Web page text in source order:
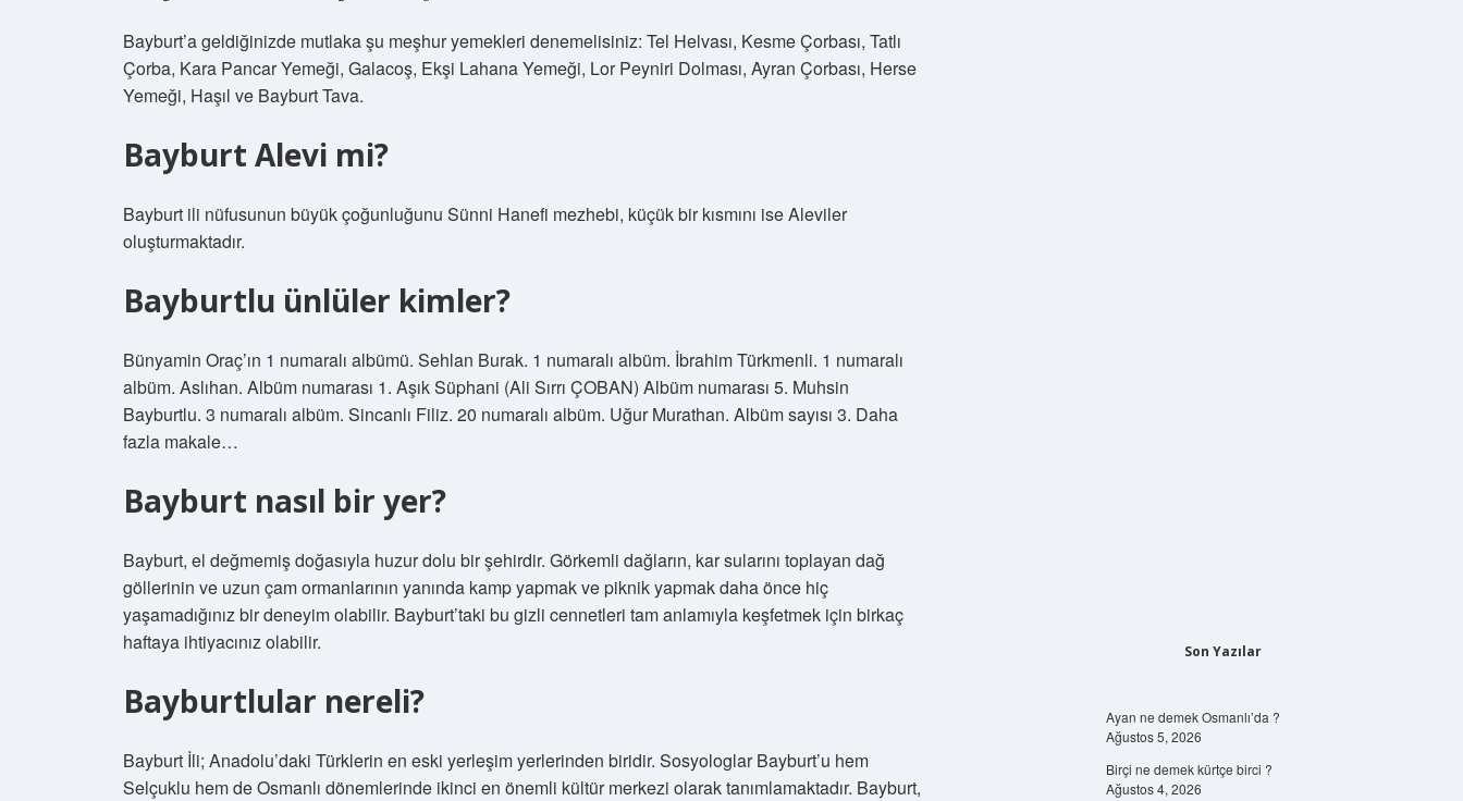
Bayburt’a geldiğinizde mutlaka şu meşhur yemekleri denemelisiniz: Tel Helvası, Kesme Çorbası, Tatlı
Çorba, Kara Pancar Yemeği, Galacoş, Ekşi Lahana Yemeği, Lor Peyniri Dolması, Ayran Çorbası, Herse
Yemeği, Haşıl ve Bayburt Tava.
Bayburt Alevi mi?
Bayburt ili nüfusunun büyük çoğunluğunu Sünni Hanefi mezhebi, küçük bir kısmını ise Aleviler
oluşturmaktadır.
Bayburtlu ünlüler kimler?
Bünyamin Oraç’ın 1 numaralı albümü. Sehlan Burak. 1 numaralı albüm. İbrahim Türkmenli. 1 numaralı
albüm. Aslıhan. Albüm numarası 1. Aşık Süphani (Ali Sırrı ÇOBAN) Albüm numarası 5. Muhsin
Bayburtlu. 3 numaralı albüm. Sincanlı Filiz. 20 numaralı albüm. Uğur Murathan. Albüm sayısı 3. Daha
fazla makale…
Bayburt nasıl bir yer?
Bayburt, el değmemiş doğasıyla huzur dolu bir şehirdir. Görkemli dağların, kar sularını toplayan dağ
göllerinin ve uzun çam ormanlarının yanında kamp yapmak ve piknik yapmak daha önce hiç
yaşamadığınız bir deneyim olabilir. Bayburt’taki bu gizli cennetleri tam anlamıyla keşfetmek için birkaç
haftaya ihtiyacınız olabilir.
Bayburtlular nereli?
Bayburt İli; Anadolu’daki Türklerin en eski yerleşim yerlerinden biridir. Sosyologlar Bayburt’u hem
Selçuklu hem de Osmanlı dönemlerinde ikinci en önemli kültür merkezi olarak tanımlamaktadır. Bayburt,
Son Yazılar
Ayan ne demek Osmanlı’da ?
Ağustos 5, 2026
Birçi ne demek kürtçe birci ?
Ağustos 4, 2026